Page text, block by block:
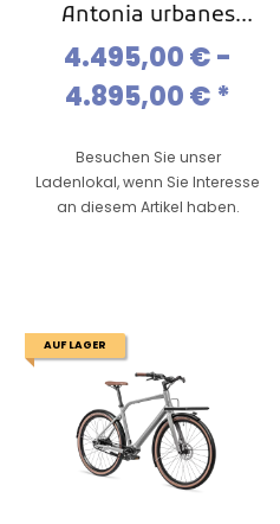
Antonia urbanes
leichtes Ebike,Pinion
6/9 Gang,Gates
Riemen
4.495,00 € -
4.895,00 € *
Besuchen Sie unser
Ladenlokal, wenn Sie Interesse
an diesem Artikel haben.
AUF LAGER